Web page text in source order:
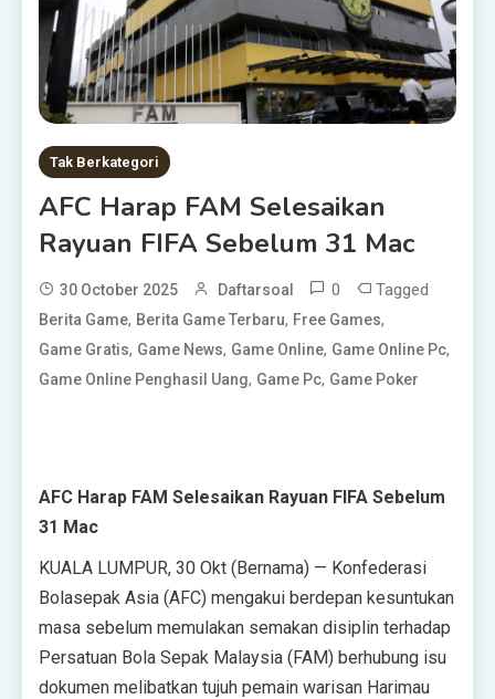
Tak Berkategori
AFC Harap FAM Selesaikan
Rayuan FIFA Sebelum 31 Mac
30 October 2025 Daftarsoal 0 Tagged
Berita Game, Berita Game Terbaru, Free Games,
Game Gratis, Game News, Game Online, Game Online Pc,
Game Online Penghasil Uang, Game Pc, Game Poker
AFC Harap FAM Selesaikan Rayuan FIFA Sebelum
31 Mac
KUALA LUMPUR, 30 Okt (Bernama) — Konfederasi
Bolasepak Asia (AFC) mengakui berdepan kesuntukan
masa sebelum memulakan semakan disiplin terhadap
Persatuan Bola Sepak Malaysia (FAM) berhubung isu
dokumen melibatkan tujuh pemain warisan Harimau